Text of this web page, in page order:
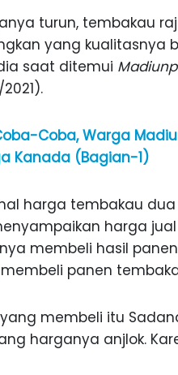
turun, tembakau
yang kualitasnya
saat ditemui
2021).
Coba, Warga
Kanada (Bagian-1)
harga tembakau
harga
membeli hasil
panen
yang membeli itu
harganya anjlok.